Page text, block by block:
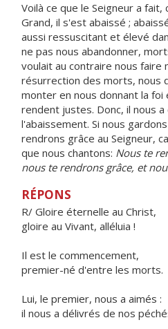
Voilà ce que le Seigneur a fait,
Grand, il s'est abaissé ;
aussi ressuscitant et élevé
ne pas nous abandonner,
voulait au contraire nous faire
résurrection des morts, nous
monter en nous donnant la
rendent justes. Donc, il nous
l'abaissement. Si nous
rendrons grâce au Seigneur,
que nous chantons: Nous te
nous te rendrons grâce, et
RÉPONS
R/ Gloire éternelle au Christ,
gloire au Vivant, alléluia !
Il est le commencement,
premier-né d'entre les morts.
Lui, le premier, nous a aimés :
il nous a délivrés de nos